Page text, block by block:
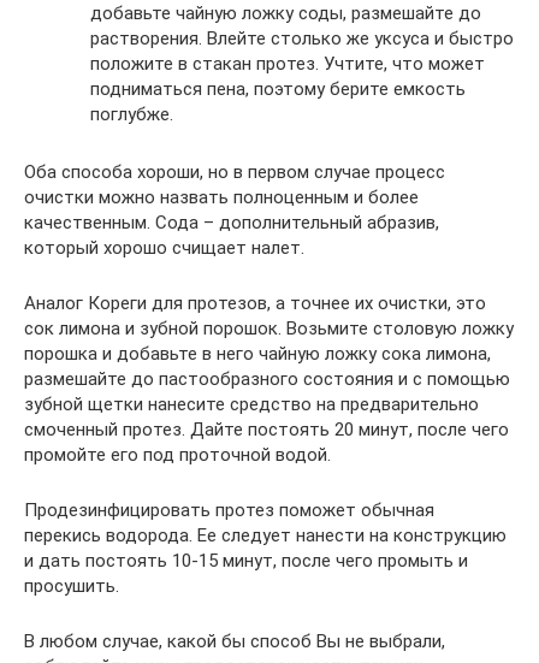
добавьте чайную ложку соды, размешайте до
растворения. Влейте столько же уксуса и быстро
положите в стакан протез. Учтите, что может
подниматься пена, поэтому берите емкость
поглубже.
Оба способа хороши, но в первом случае процесс
очистки можно назвать полноценным и более
качественным. Сода – дополнительный абразив,
который хорошо счищает налет.
Аналог Кореги для протезов, а точнее их очистки, это
сок лимона и зубной порошок. Возьмите столовую ложку
порошка и добавьте в него чайную ложку сока лимона,
размешайте до пастообразного состояния и с помощью
зубной щетки нанесите средство на предварительно
смоченный протез. Дайте постоять 20 минут, после чего
промойте его под проточной водой.
Продезинфицировать протез поможет обычная
перекись водорода. Ее следует нанести на конструкцию
и дать постоять 10-15 минут, после чего промыть и
просушить.
В любом случае, какой бы способ Вы не выбрали,